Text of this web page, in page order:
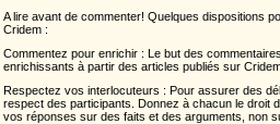
A lire avant de commenter! Quelques dispositions
Cridem :
Commentez pour enrichir : Le but des
enrichissants à partir des articles publiés sur
Respectez vos interlocuteurs : Pour assurer des
respect des participants. Donnez à chacun le droit
vos réponses sur des faits et des arguments, non